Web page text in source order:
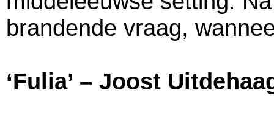
brandende vraag,
‘Fulia’ – Joost